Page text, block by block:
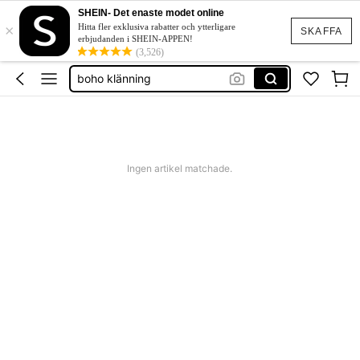
SKAFFA
×
SHEIN- Det enaste modet online
Hitta fler exklusiva rabatter och ytterligare
erbjudanden i SHEIN-APPEN!
(3,526)
squishies
festklänning bröllop
boho klänning
shorts dam
Ingen artikel matchade.